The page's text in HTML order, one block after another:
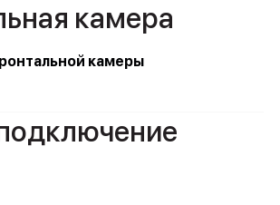
камера
камеры